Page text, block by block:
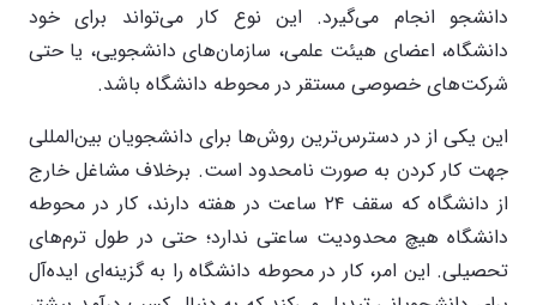
دانشجو انجام می‌گیرد. این نوع کار می‌تواند برای خود
دانشگاه، اعضای هیئت علمی، سازمان‌های دانشجویی، یا حتی
شرکت‌های خصوصی مستقر در محوطه دانشگاه باشد.
این یکی از در دسترس‌ترین روش‌ها برای دانشجویان بین‌المللی
جهت کار کردن به صورت نامحدود است. برخلاف مشاغل خارج
از دانشگاه که سقف ۲۴ ساعت در هفته دارند، کار در محوطه
دانشگاه هیچ محدودیت ساعتی ندارد؛ حتی در طول ترم‌های
تحصیلی. این امر، کار در محوطه دانشگاه را به گزینه‌ای ایده‌آل